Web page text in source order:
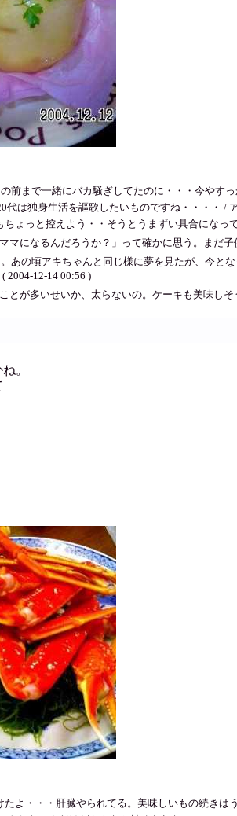
まで一緒にバカ騒ぎしてたのに・・・今やす
は独身生活を謳歌したいものですね・・・・ /
ょっと控えよう・・そうとうまずい具合になっ
マになるんだろうか？」って確かに思う。まだ
あの頃アキちゃんと同じ様に夢を見たが、今と
( 2004-12-14 00:56 )
とが多いせいか、太らないの。ケーキも美味し
。
よ・・・肝臓やられてる。美味しいもの続きは